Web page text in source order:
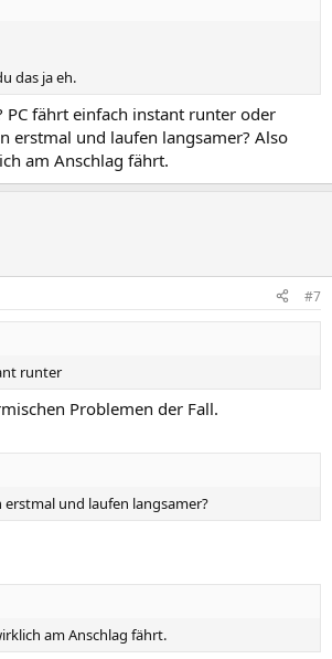
das ja eh.
PC fährt einfach instant runter oder
erstmal und laufen langsamer? Also
am Anschlag fährt.
#7
runter
Problemen der Fall.
und laufen langsamer?
am Anschlag fährt.